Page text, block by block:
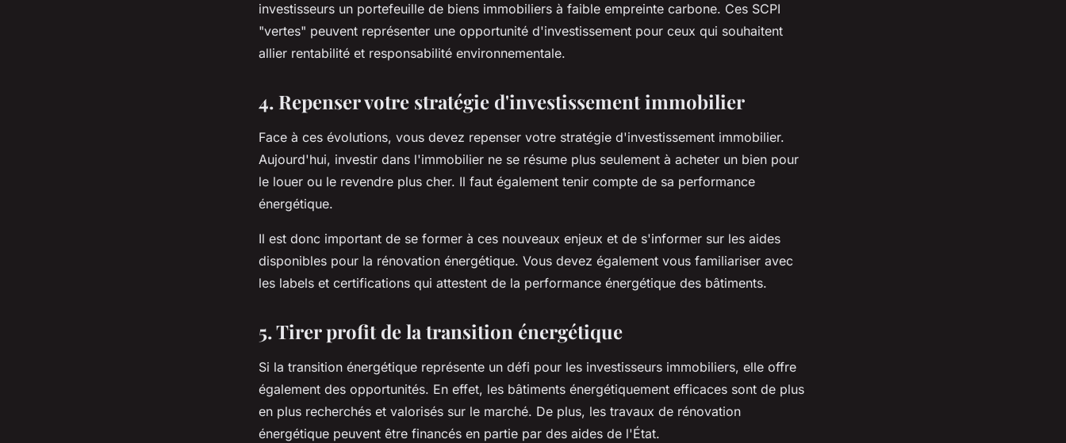
investisseurs un portefeuille de biens immobiliers à faible empreinte carbone. Ces SCPI
"vertes" peuvent représenter une opportunité d'investissement pour ceux qui souhaitent
allier rentabilité et responsabilité environnementale.
4. Repenser votre stratégie d'investissement immobilier
Face à ces évolutions, vous devez repenser votre stratégie d'investissement immobilier.
Aujourd'hui, investir dans l'immobilier ne se résume plus seulement à acheter un bien pour
le louer ou le revendre plus cher. Il faut également tenir compte de sa performance
énergétique.
Il est donc important de se former à ces nouveaux enjeux et de s'informer sur les aides
disponibles pour la rénovation énergétique. Vous devez également vous familiariser avec
les labels et certifications qui attestent de la performance énergétique des bâtiments.
5. Tirer profit de la transition énergétique
Si la transition énergétique représente un défi pour les investisseurs immobiliers, elle offre
également des opportunités. En effet, les bâtiments énergétiquement efficaces sont de plus
en plus recherchés et valorisés sur le marché. De plus, les travaux de rénovation
énergétique peuvent être financés en partie par des aides de l'État.